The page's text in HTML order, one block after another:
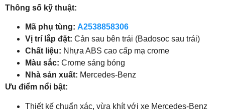
Thông số kỹ thuật:
Mã phụ tùng: A2538858306
Vị trí lắp đặt: Cản sau bên trái (Badosoc sau trái)
Chất liệu: Nhựa ABS cao cấp mạ crome
Màu sắc: Crome sáng bóng
Nhà sản xuất: Mercedes-Benz
Ưu điểm nổi bật:
Thiết kế chuẩn xác, vừa khít với xe Mercedes-Benz